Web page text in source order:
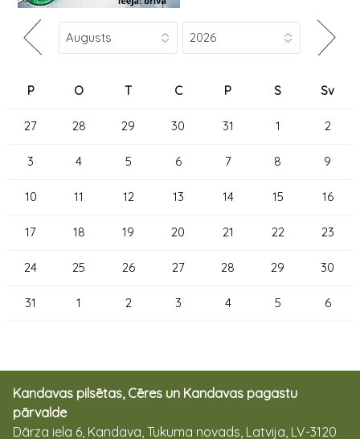
P O T C P S Sv
27 28 29 30 31 1 2
3 4 5 6 7 8 9
10 11 12 13 14 15 16
17 18 19 20 21 22 23
24 25 26 27 28 29 30
31 1 2 3 4 5 6
Kandavas pilsētas, Cēres un Kandavas pagastu
pārvalde
Dārza iela 6, Kandava, Tukuma novads, Latvija, LV-3120